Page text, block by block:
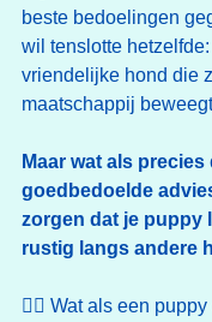
beste bedoelingen
wil tenslotte
vriendelijke hond die
maatschappij
Maar wat als precies
goedbedoelde
zorgen dat je puppy
rustig langs andere
👉🏼 Wat als een